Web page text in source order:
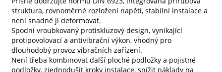
struktura, rovnoměrné rozložení napětí, stabilní instalace a
není snadné ji deformovat.
Spodní vroubkovaný protiskluzový design, vynikající
protipovolovací a antivibrační výkon, vhodný pro
dlouhodobý provoz vibračních zařízení.
Není třeba kombinovat další ploché podložky a pojistné
podložky, zjednodušit kroky instalace, snížit náklady na